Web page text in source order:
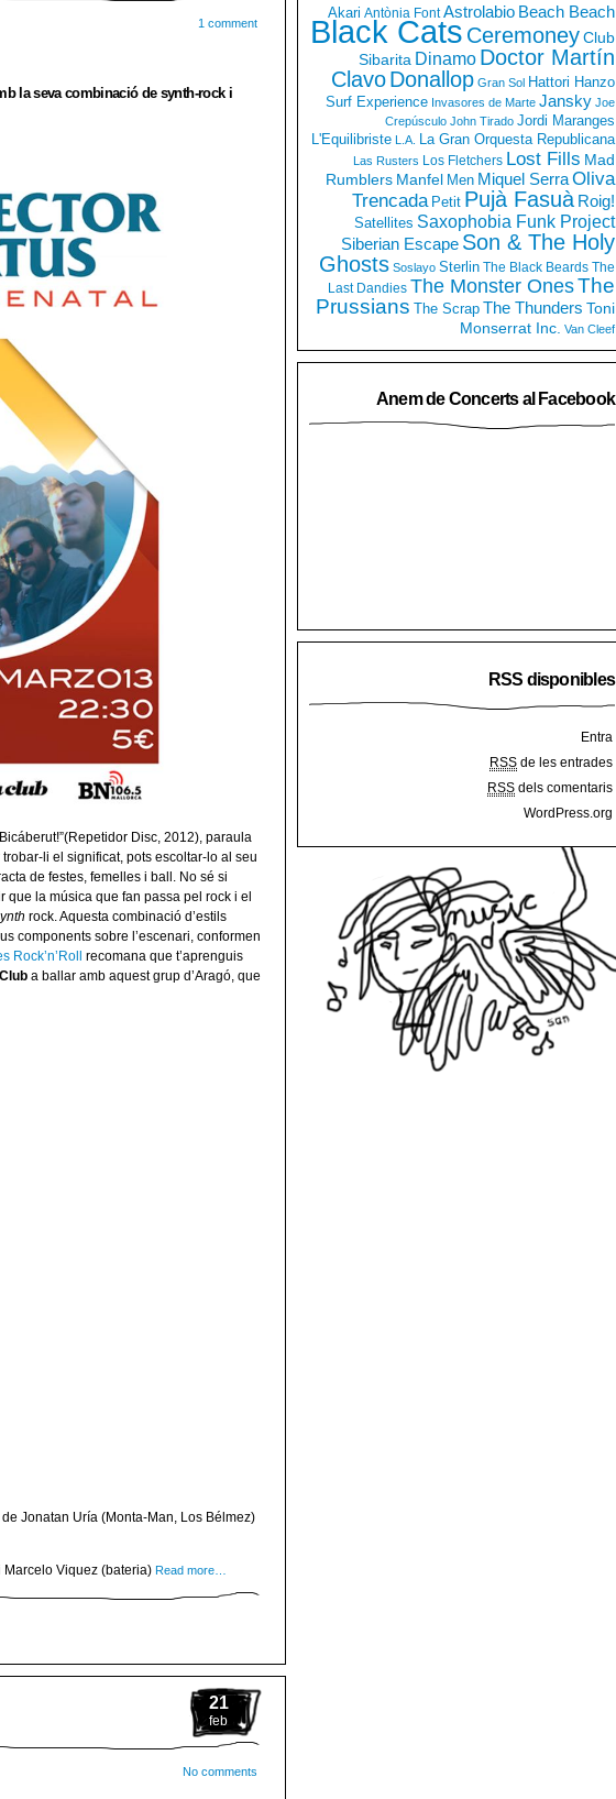
1 comment
la seva combinació de synth-rock i
Disc, 2012), paraula
li el significat, pots escoltar-lo al seu
de festes, femelles i ball. No sé si
que la música que fan passa pel rock i el
rock. Aquesta combinació d’estils
components sobre l’escenari, conformen
Rock’n’Roll
recomana que t’aprenguis
a ballar amb aquest grup d’Aragó, que
Jonatan Uría (Monta-Man, Los Bélmez)
Viquez (bateria) Read more…
21
feb
No comments
Akari Antònia Font Astrolabio Beach Beach
Black Cats CeremoneyClub
Sibarita Dinamo Doctor Martín
ClavoDonallop Gran Sol Hattori Hanzo
Surf Experience Invasores de Marte Jansky Joe
Crepúsculo John Tirado Jordi Maranges
L'Equilibriste L.A. La Gran Orquesta Republicana
Las Rusters Los Fletchers Lost Fills Mad
Rumblers Manfel Men Miquel SerraOliva
Trencada Petit Pujà Fasuà Roig!
Satellites Saxophobia Funk Project
Siberian Escape Son & The Holy
Ghosts Soslayo Sterlin The Black Beards The
Last Dandies The Monster OnesThe
Prussians The Scrap The Thunders Toni
Monserrat Inc. Van Cleef
Anem de Concerts al Facebook
RSS disponibles
Entra
RSS de les entrades
RSS dels comentaris
WordPress.org